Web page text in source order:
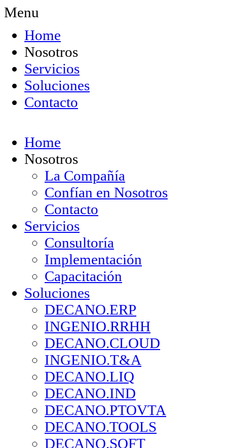
Menu
Home
Nosotros
Servicios
Soluciones
Contacto
Home
Nosotros
La Compañía
Confían en Nosotros
Contacto
Servicios
Consultoría
Implementación
Capacitación
Soluciones
DECANO.ERP
INGENIO.RRHH
DECANO.CLOUD
INGENIO.T&A
DECANO.LIQ
DECANO.IND
DECANO.PTOVTA
DECANO.TOOLS
DECANO.SOFT